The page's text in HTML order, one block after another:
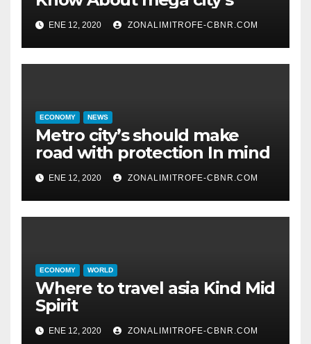
ENE 12, 2020 ZONALIMITROFE-CBNR.COM
ECONOMY NEWS
Metro city’s should make
road with protection In mind
ENE 12, 2020 ZONALIMITROFE-CBNR.COM
ECONOMY WORLD
Where to travel asia Kind Mid
Spirit
ENE 12, 2020 ZONALIMITROFE-CBNR.COM